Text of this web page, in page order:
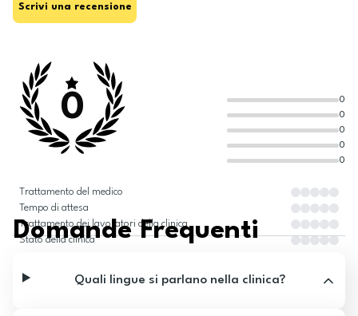
Scrivi una recensione
0
0
0
0
0
0
Trattamento del medico
Tempo di attesa
Trattamento dei lavoratori della clinica
Stato della clinica
Domande Frequenti
Quali lingue si parlano nella clinica?